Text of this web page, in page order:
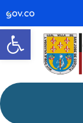
Abrir